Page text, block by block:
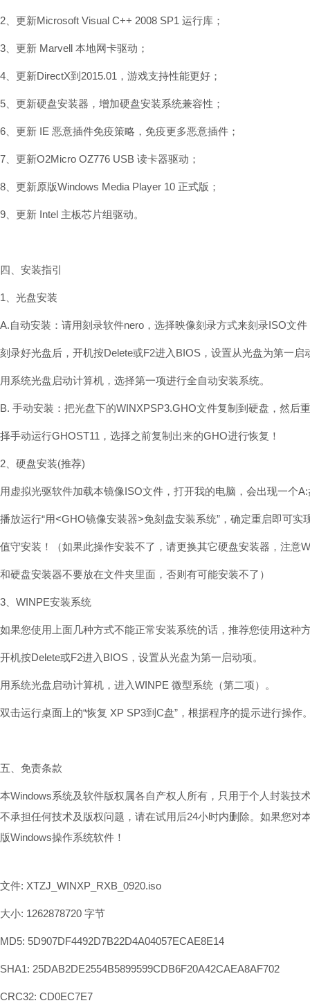
2、更新Microsoft Visual C++ 2008 SP1 运行库；
3、更新 Marvell 本地网卡驱动；
4、更新DirectX到2015.01，游戏支持性能更好；
5、更新硬盘安装器，增加硬盘安装系统兼容性；
6、更新 IE 恶意插件免疫策略，免疫更多恶意插件；
7、更新O2Micro OZ776 USB 读卡器驱动；
8、更新原版Windows Media Player 10 正式版；
9、更新 Intel 主板芯片组驱动。
四、安装指引
1、光盘安装
A.自动安装：请用刻录软件nero，选择映像刻录方式来刻录ISO文
刻录好光盘后，开机按Delete或F2进入BIOS，设置从光盘为第一启
用系统光盘启动计算机，选择第一项进行全自动安装系统。
B. 手动安装：把光盘下的WINXPSP3.GHO文件复制到硬盘，然后
择手动运行GHOST11，选择之前复制出来的GHO进行恢复！
2、硬盘安装(推荐)
用虚拟光驱软件加载本镜像ISO文件，打开我的电脑，会出现一个
播放运行“用<GHO镜像安装器>免刻盘安装系统”，确定重启即可实
值守安装！（如果此操作安装不了，请更换其它硬盘安装器，注意
和硬盘安装器不要放在文件夹里面，否则有可能安装不了）
3、WINPE安装系统
如果您使用上面几种方式不能正常安装系统的话，推荐您使用这种
开机按Delete或F2进入BIOS，设置从光盘为第一启动项。
用系统光盘启动计算机，进入WINPE 微型系统（第二项）。
双击运行桌面上的“恢复 XP SP3到C盘”，根据程序的提示进行操作
五、免责条款
本Windows系统及软件版权属各自产权人所有，只用于个人封装技
不承担任何技术及版权问题，请在试用后24小时内删除。如果您对
版Windows操作系统软件！
文件: XTZJ_WINXP_RXB_0920.iso
大小: 1262878720 字节
MD5: 5D907DF4492D7B22D4A04057ECAE8E14
SHA1: 25DAB2DE2554B5899599CDB6F20A42CAEA8AF702
CRC32: CD0EC7E7